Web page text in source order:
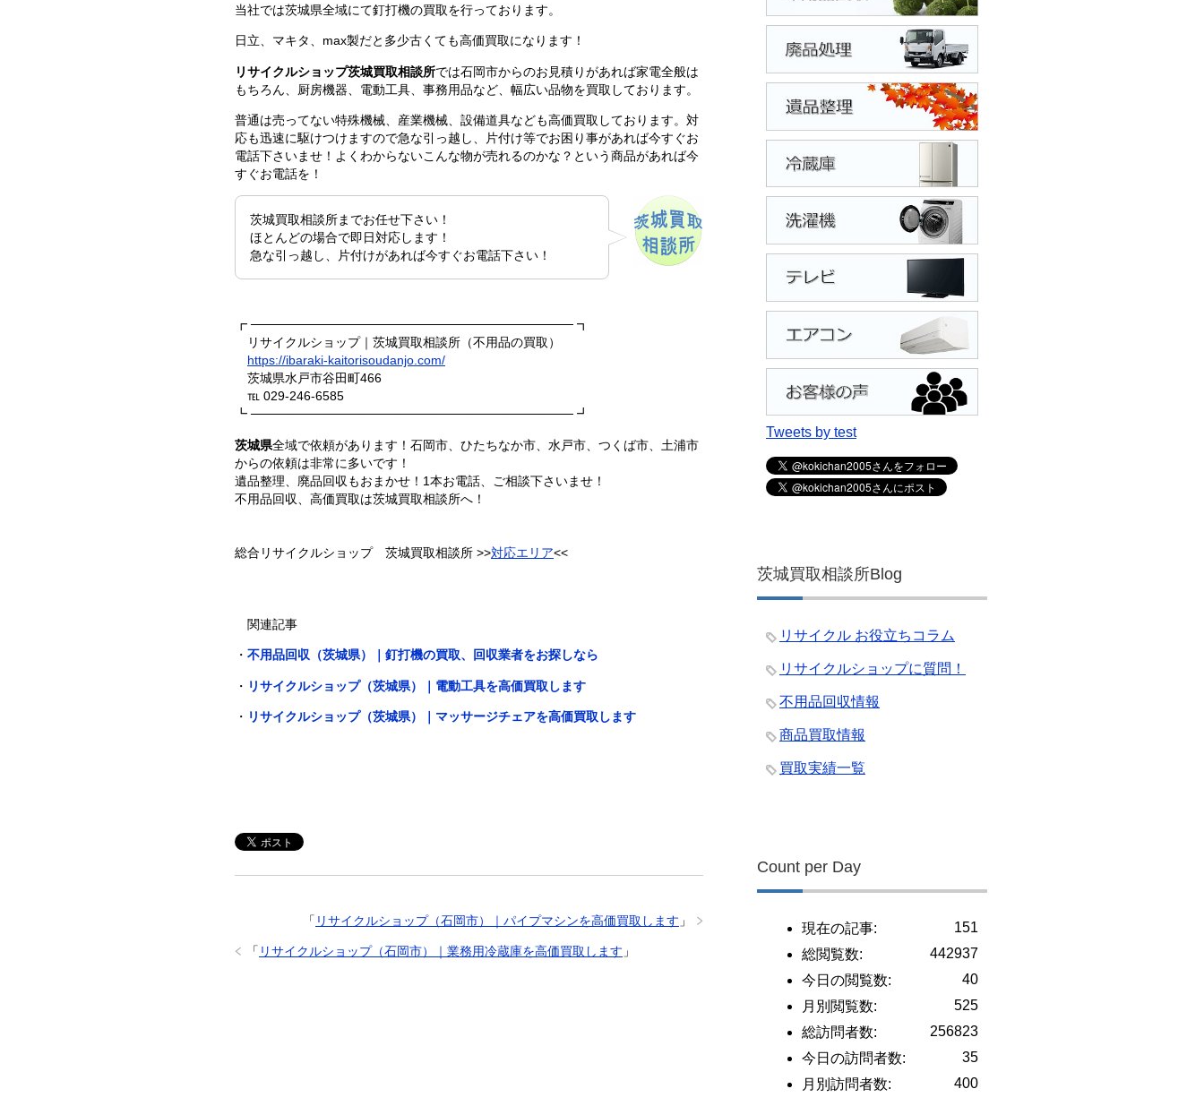
当社では茨城県全域にて釘打機の買取を行っております。
日立、マキタ、max製だと多少古くても高価買取になります！
リサイクルショップ茨城買取相談所では石岡市からのお見積りがあれば家電全般は
もちろん、厨房機器、電動工具、事務用品など、幅広い品物を買取しております。
普通は売ってない特殊機械、産業機械、設備道具なども高価買取しております。対
応も迅速に駆けつけますので急な引っ越し、片付け等でお困り事があれば今すぐお
電話下さいませ！よくわからないこんな物が売れるのかな？という商品があれば今
すぐお電話を！
茨城買取相談所までお任せ下さい！
ほとんどの場合で即日対応します！
急な引っ越し、片付けがあれば今すぐお電話下さい！
┏ ──────────────────────────────────── ┓
リサイクルショップ｜茨城買取相談所（不用品の買取）
https://ibaraki-kaitorisoudanjo.com/
茨城県水戸市谷田町466
℡ 029-246-6585
┗ ──────────────────────────────────── ┛
茨城県全域で依頼があります！石岡市、ひたちなか市、水戸市、つくば市、土浦市
からの依頼は非常に多いです！
遺品整理、廃品回収もおまかせ！1本お電話、ご相談下さいませ！
不用品回収、高価買取は茨城買取相談所へ！
総合リサイクルショップ 茨城買取相談所 >>対応エリア<<
関連記事
・ 不用品回収（茨城県）｜釘打機の買取、回収業者をお探しなら
・ リサイクルショップ（茨城県）｜電動工具を高価買取します
・ リサイクルショップ（茨城県）｜マッサージチェアを高価買取します
「 リサイクルショップ（石岡市）｜パイプマシンを高価買取します 」
「 リサイクルショップ（石岡市）｜業務用冷蔵庫を高価買取します 」
Tweets by test
茨城買取相談所Blog
リサイクル お役立ちコラム
リサイクルショップに質問！
不用品回収情報
商品買取情報
買取実績一覧
Count per Day
151
現在の記事:
442937
総閲覧数:
40
今日の閲覧数:
525
月別閲覧数:
256823
総訪問者数:
35
今日の訪問者数:
400
月別訪問者数: